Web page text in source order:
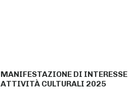
MANIFESTAZIONE DI INTERESSE
ATTIVITÀ CULTURALI 2025